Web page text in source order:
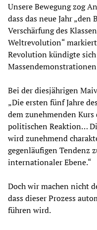
Unsere Bewegung zog
dass das neue Jahr
Verschärfung des
Weltrevolution“
Revolution kündigte
Bei der diesjährigen
„Die ersten fünf Jahre
dem zunehmenden
politischen Reaktion…
wird zunehmend
gegenläufigen Tendenz
internationaler Ebene.“
Doch wir machen nicht
dass dieser Prozess
führen wird.